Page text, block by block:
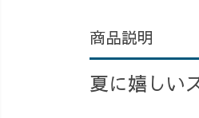
商品説明
夏に嬉しい